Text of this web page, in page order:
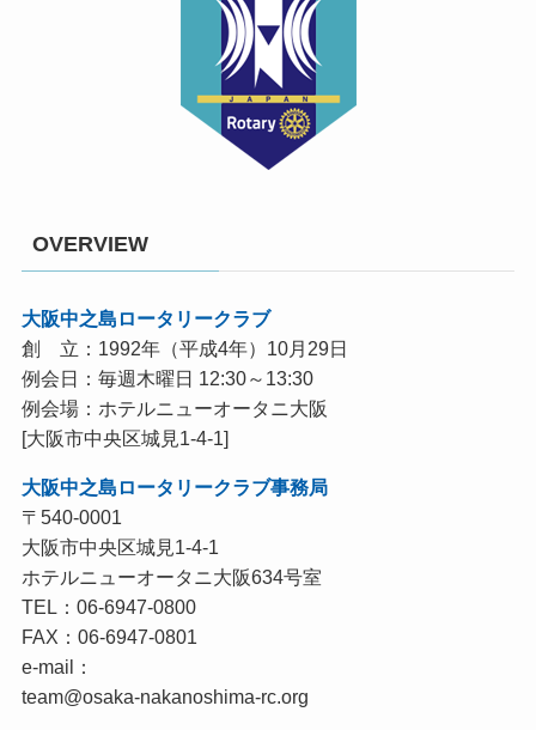
OVERVIEW
大阪中之島ロータリークラブ
創 立：1992年（平成4年）10月29日
例会日：毎週木曜日 12:30～13:30
例会場：ホテルニューオータニ大阪
[大阪市中央区城見1-4-1]
大阪中之島ロータリークラブ事務局
〒540-0001
大阪市中央区城見1-4-1
ホテルニューオータニ大阪634号室
TEL：06-6947-0800
FAX：06-6947-0801
e-mail：
team@osaka-nakanoshima-rc.org